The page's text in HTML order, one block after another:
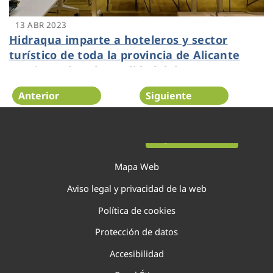
13 ABR 2023
Hidraqua imparte a hoteleros y sector
turístico de toda la provincia de Alicante
una jornada sobre calidad del agua
Anterior Siguiente
Mapa Web
Aviso legal y privacidad de la web
Política de cookies
Protección de datos
Accesibilidad